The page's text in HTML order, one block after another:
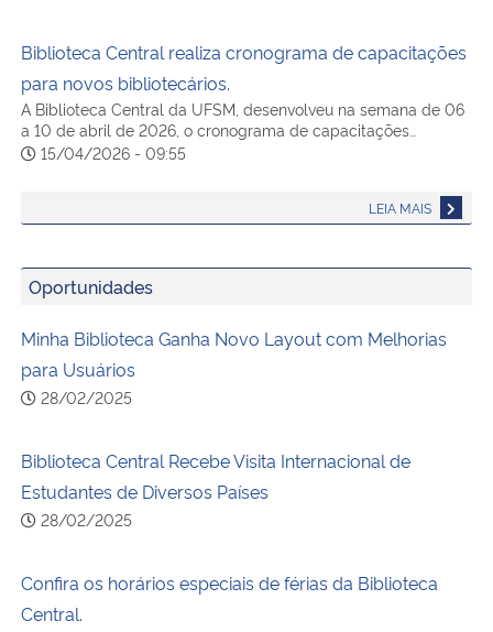
Biblioteca Central realiza cronograma de capacitações
para novos bibliotecários.
A Biblioteca Central da UFSM, desenvolveu na semana de 06
a 10 de abril de 2026, o cronograma de capacitações…
15/04/2026 - 09:55
LEIA MAIS
Oportunidades
Minha Biblioteca Ganha Novo Layout com Melhorias
para Usuários
28/02/2025
Biblioteca Central Recebe Visita Internacional de
Estudantes de Diversos Países
28/02/2025
Confira os horários especiais de férias da Biblioteca
Central.